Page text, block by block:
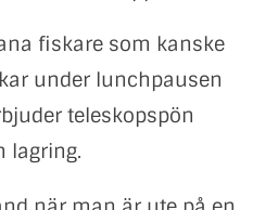
fiskare som kanske
under lunchpausen
teleskopspön
lagring.